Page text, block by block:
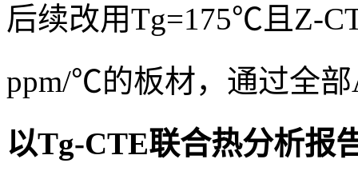
后续改用Tg=175℃且Z-
ppm/℃的板材，通过全部
以Tg-CTE联合热分析报